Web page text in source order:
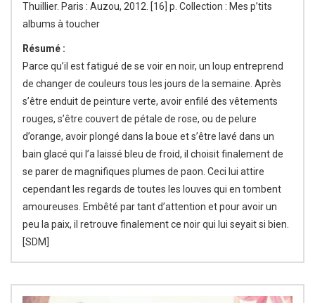
Thuillier. Paris : Auzou, 2012. [16] p. Collection : Mes p’tits
albums à toucher
Résumé :
Parce qu’il est fatigué de se voir en noir, un loup entreprend
de changer de couleurs tous les jours de la semaine. Après
s’être enduit de peinture verte, avoir enfilé des vêtements
rouges, s’être couvert de pétale de rose, ou de pelure
d’orange, avoir plongé dans la boue et s’être lavé dans un
bain glacé qui l’a laissé bleu de froid, il choisit finalement de
se parer de magnifiques plumes de paon. Ceci lui attire
cependant les regards de toutes les louves qui en tombent
amoureuses. Embêté par tant d’attention et pour avoir un
peu la paix, il retrouve finalement ce noir qui lui seyait si bien.
[SDM]